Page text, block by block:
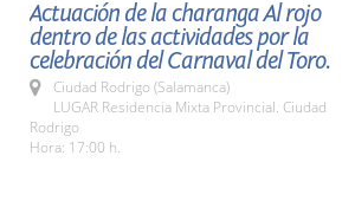
Actuación de la charanga Al rojo
dentro de las actividades por la
celebración del Carnaval del Toro.
Ciudad Rodrigo (Salamanca)
LUGAR Residencia Mixta Provincial. Ciudad
Rodrigo
Hora: 17:00 h.